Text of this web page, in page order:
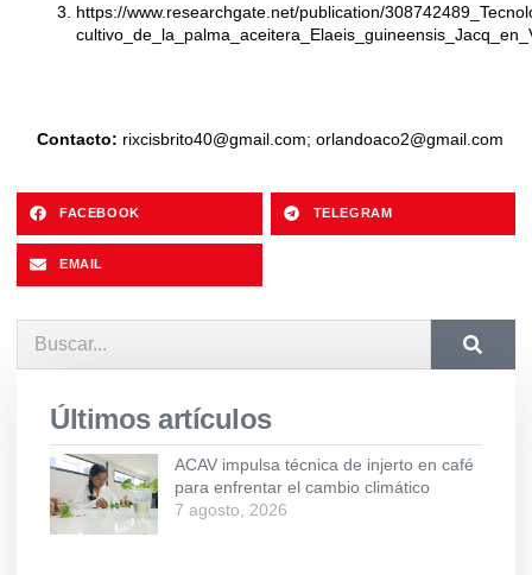
https://www.researchgate.net/publication/
Contacto: rixcisbrito40@gmail.com; orlandoaco2@gmail.com
FACEBOOK TELEGRAM
EMAIL
Últimos artículos
ACAV impulsa técnica de injerto en café
para enfrentar el cambio climático
7 agosto, 2026